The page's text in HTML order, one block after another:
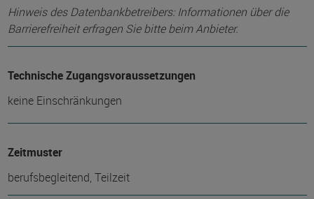
Hinweis des Datenbankbetreibers: Informationen über die
Barrierefreiheit erfragen Sie bitte beim Anbieter.
Technische Zugangsvoraussetzungen
keine Einschränkungen
Zeitmuster
berufsbegleitend, Teilzeit